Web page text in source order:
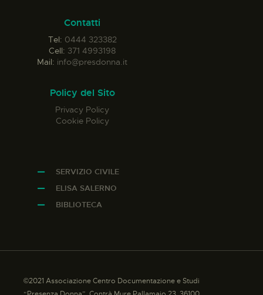
Contatti
Tel: 0444 323382
Cell: 371 4993198
Mail: info@presdonna.it
Policy del Sito
Privacy Policy
Cookie Policy
SERVIZIO CIVILE
ELISA SALERNO
BIBLIOTECA
©2021 Associazione Centro Documentazione e Studi